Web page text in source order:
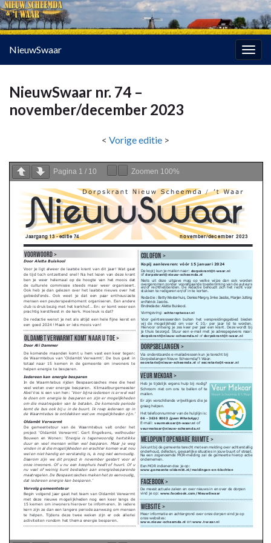
NieuwSwaar
NieuwSwaar nr. 74 –
november/december 2023
< Vorige editie >
Pagina 1 / 10 Zoomen 100%